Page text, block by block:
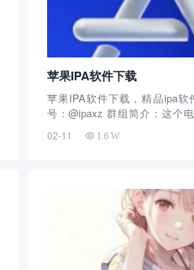
苹果IPA软件下载
苹果IPA软件下载，精品ipa软
号：@ipaxz 群组简介：这个
长，只要针对IOS用户，分享
截止目前拥有4千余人关注，每
02-11 1.6 W